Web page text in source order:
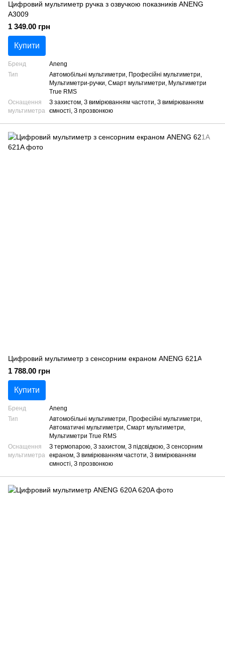
Цифровий мультиметр ручка з озвучкою показників ANENG
A3009
1 349.00 грн
Купити
Бренд
Aneng
Тип
Автомобільні мультиметри, Професійні мультиметри,
Мультиметри-ручки, Смарт мультиметри, Мультиметри
True RMS
Оснащення
мультиметра
З захистом, З вимірюванням частоти, З вимірюванням
ємності, З прозвонкою
Цифровий мультиметр з сенсорним екраном ANENG 621A
1 788.00 грн
Купити
Бренд
Aneng
Тип
Автомобільні мультиметри, Професійні мультиметри,
Автоматичні мультиметри, Смарт мультиметри,
Мультиметри True RMS
Оснащення
мультиметра
З термопарою, З захистом, З підсвідкою, З сенсорним
екраном, З вимірюванням частоти, З вимірюванням
ємності, З прозвонкою